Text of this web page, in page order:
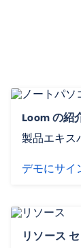
Loom の紹
製品エキス
デモにサイ
リソース